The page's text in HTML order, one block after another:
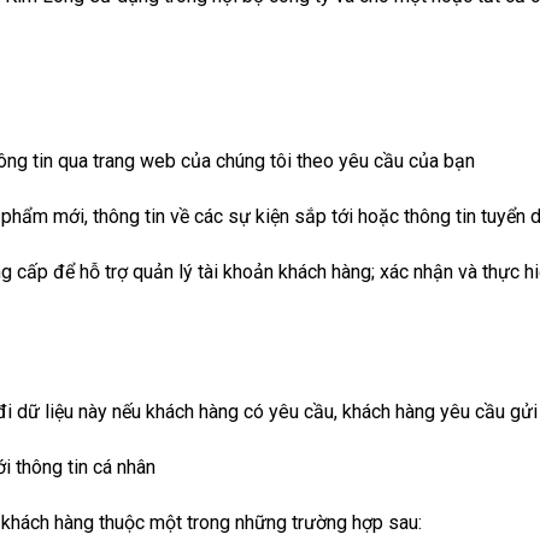
tin qua trang web của chúng tôi theo yêu cầu của bạn
mới, thông tin về các sự kiện sắp tới hoặc thông tin tuyển
để hỗ trợ quản lý tài khoản khách hàng; xác nhận và thực
liệu này nếu khách hàng có yêu cầu, khách hàng yêu cầu
thông tin cá nhân
hàng thuộc một trong những trường hợp sau: